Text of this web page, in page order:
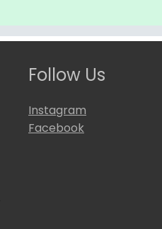
Follow Us
Instagram
Facebook